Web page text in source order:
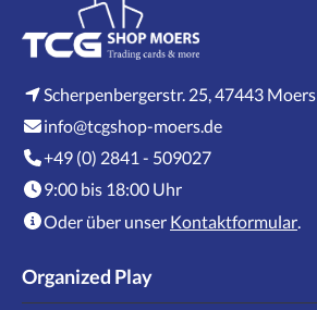
Scherpenbergerstr. 25, 47443 Moers
info@tcgshop-moers.de
+49 (0) 2841 - 509027
9:00 bis 18:00 Uhr
Oder über unser Kontaktformular
Organized Play